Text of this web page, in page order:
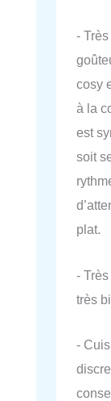
-
cosy
à la
est
soit
plat.
-
très
-